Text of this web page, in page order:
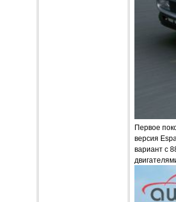
Первое
версия
вариант с